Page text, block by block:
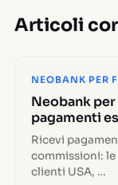
Articoli
NEOBANK PER
Neobank
pagamenti
Ricevi
commissioni:
clienti USA, …